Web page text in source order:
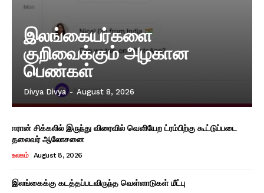
இலங்கையர்களை
குறிவைக்கும் அழகான
பெண்கள்
Divya Divya - August 8, 2026
ஈரான் சிக்கலில் இருந்து விரைவில் வெளியேற ட்ரம்பிற்கு கூட்டுப்படை
தலைவர் ஆலோசனை
உலகம் August 8, 2026
இலங்கைக்கு கடத்தப்படவிருந்த வெள்ளாடுகள் மீட்பு